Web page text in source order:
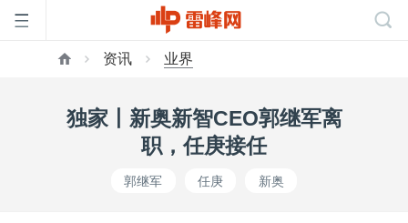
资讯 业界
独家丨新奥新智CEO郭继军离
职，任庚接任
郭继军 任庚 新奥